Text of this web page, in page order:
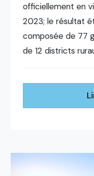
officiellement en
2023; le résultat
composée de 77
de 12 districts